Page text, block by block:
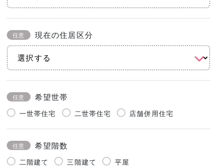
任意 現在の住居区分
任意 希望世帯
一世帯住宅 二世帯住宅 店舗併用住宅
任意 希望階数
二階建て 三階建て 平屋